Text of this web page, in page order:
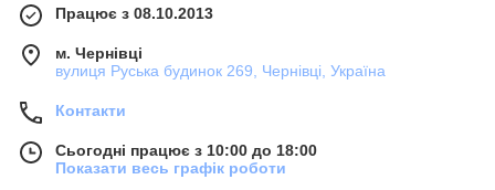
Працює з 08.10.2013
м. Чернівці
вулиця Руська будинок 269, Чернівці, Україна
Контакти
Сьогодні працює з 10:00 до 18:00
Показати весь графік роботи